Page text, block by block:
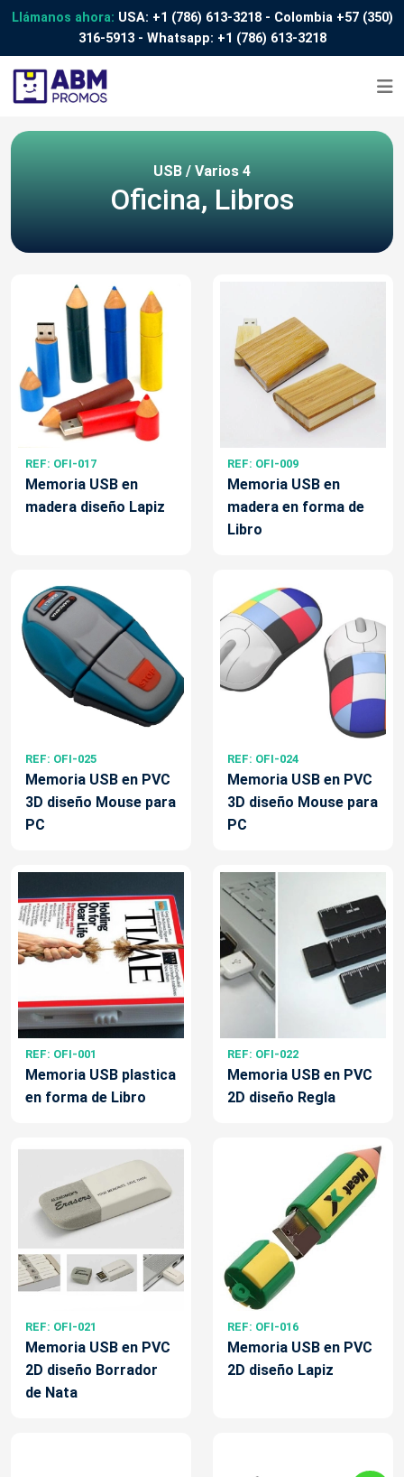
Llámanos ahora: USA: +1 (786) 613-3218- Colombia +57 (350)
316-5913- Whatsapp: +1 (786) 613-3218
USB / Varios 4
Oficina, Libros
REF: OFI-017
Memoria USB en
madera diseño Lapiz
REF: OFI-009
Memoria USB en
madera en forma de
Libro
REF: OFI-025
Memoria USB en PVC
3D diseño Mouse para
PC
REF: OFI-024
Memoria USB en PVC
3D diseño Mouse para
PC
REF: OFI-001
Memoria USB plastica
en forma de Libro
REF: OFI-022
Memoria USB en PVC
2D diseño Regla
REF: OFI-021
Memoria USB en PVC
2D diseño Borrador
de Nata
REF: OFI-016
Memoria USB en PVC
2D diseño Lapiz